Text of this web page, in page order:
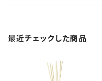
最近チェックした商品